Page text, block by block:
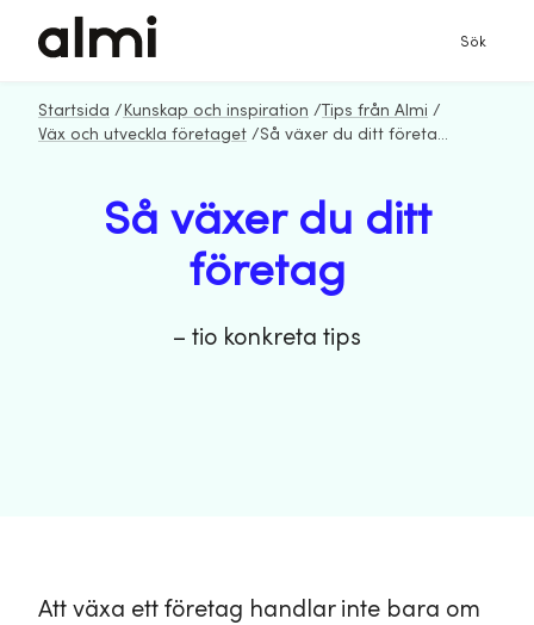
Sök
Startsida / Kunskap och inspiration /Tips från Almi /
Väx och utveckla företaget / Så växer du ditt företag – tio konkreta tips
Så växer du ditt
företag
– tio konkreta tips
Att växa ett företag handlar inte bara om